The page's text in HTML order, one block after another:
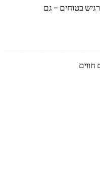
בטוחים – גם